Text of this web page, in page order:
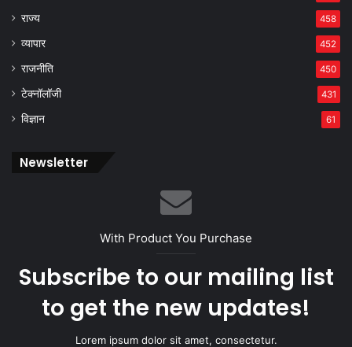
राज्य 458
व्यापार 452
राजनीति 450
टेक्नॉलॉजी 431
विज्ञान 61
Newsletter
With Product You Purchase
Subscribe to our mailing list
to get the new updates!
Lorem ipsum dolor sit amet, consectetur.